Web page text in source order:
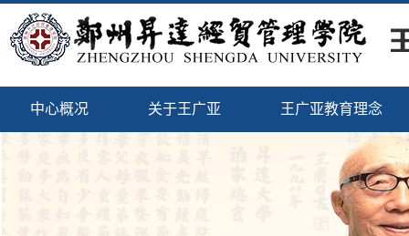
中心概况 关于王广亚 王广亚教育理念